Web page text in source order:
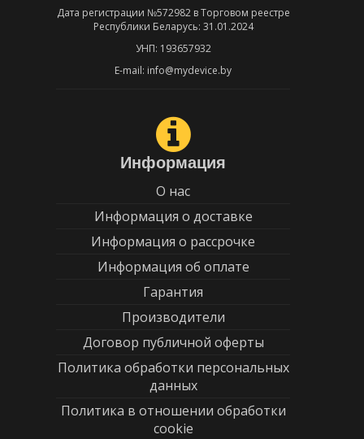
Дата регистрации №572982 в Торговом реестре
Республики Беларусь: 31.01.2024
УНП: 193657932
E-mail: info@mydevice.by
Информация
О нас
Информация о доставке
Информация о рассрочке
Информация об оплате
Гарантия
Производители
Договор публичной оферты
Политика обработки персональных
данных
Политика в отношении обработки
cookie